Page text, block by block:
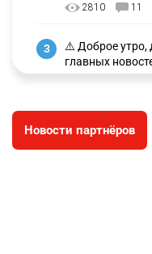
2810 11
3
⚠️ Доброе утро,
главных
4
🗣Глава
қаһарманы
Новости партнёров